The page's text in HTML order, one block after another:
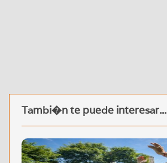
Tambi�n te puede interesar...